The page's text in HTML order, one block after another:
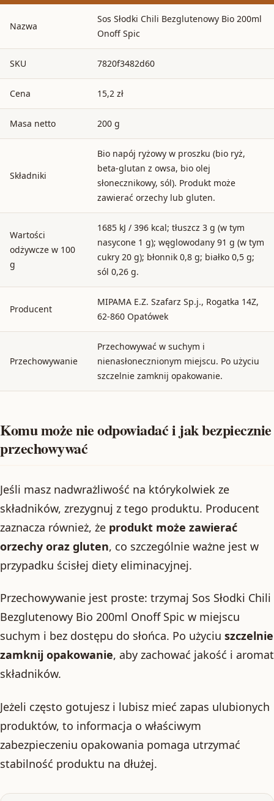
Nazwa
Sos Słodki Chili Bezglutenowy Bio 200ml
Onoff Spic
SKU 7820f3482d60
Cena 15,2 zł
Masa netto 200 g
Składniki
Bio napój ryżowy w proszku (bio ryż,
beta-glutan z owsa, bio olej
słonecznikowy, sól). Produkt może
zawierać orzechy lub gluten.
Wartości
odżywcze w 100
g
1685 kJ / 396 kcal; tłuszcz 3 g (w tym
nasycone 1 g); węglowodany 91 g (w tym
cukry 20 g); błonnik 0,8 g; białko 0,5 g;
sól 0,26 g.
Producent
MIPAMA E.Z. Szafarz Sp.j., Rogatka 14Z,
62-860 Opatówek
Przechowywanie
Przechowywać w suchym i
nienasłonecznionym miejscu. Po użyciu
szczelnie zamknij opakowanie.
Komu może nie odpowiadać i jak bezpiecznie
przechowywać
Jeśli masz nadwrażliwość na którykolwiek ze
składników, zrezygnuj z tego produktu. Producent
zaznacza również, że produkt może zawierać
orzechy oraz gluten, co szczególnie ważne jest w
przypadku ścisłej diety eliminacyjnej.
Przechowywanie jest proste: trzymaj Sos Słodki Chili
Bezglutenowy Bio 200ml Onoff Spic w miejscu
suchym i bez dostępu do słońca. Po użyciu szczelnie
zamknij opakowanie, aby zachować jakość i aromat
składników.
Jeżeli często gotujesz i lubisz mieć zapas ulubionych
produktów, to informacja o właściwym
zabezpieczeniu opakowania pomaga utrzymać
stabilność produktu na dłużej.